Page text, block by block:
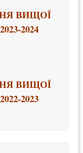
ВИЩОЇ
2024
ВИЩОЇ
2023